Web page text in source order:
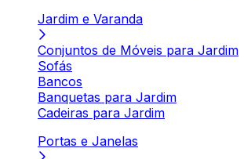
Jardim e Varanda
Conjuntos de Móveis para Jardim
Sofás
Bancos
Banquetas para Jardim
Cadeiras para Jardim
Portas e Janelas